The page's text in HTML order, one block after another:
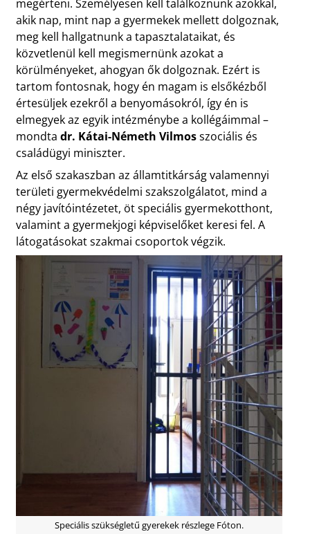
megérteni. Személyesen kell találkoznunk azokkal,
akik nap, mint nap a gyermekek mellett dolgoznak,
meg kell hallgatnunk a tapasztalataikat, és
közvetlenül kell megismernünk azokat a
körülményeket, ahogyan ők dolgoznak. Ezért is
tartom fontosnak, hogy én magam is elsőkézből
értesüljek ezekről a benyomásokról, így én is
elmegyek az egyik intézménybe a kollégáimmal –
mondta dr. Kátai-Németh Vilmosszociális és
családügyi miniszter.
Az első szakaszban az államtitkárság valamennyi
területi gyermekvédelmi szakszolgálatot, mind a
négy javítóintézetet, öt speciális gyermekotthont,
valamint a gyermekjogi képviselőket keresi fel. A
látogatásokat szakmai csoportok végzik.
Speciális szükségletű gyerekek részlege Fóton.